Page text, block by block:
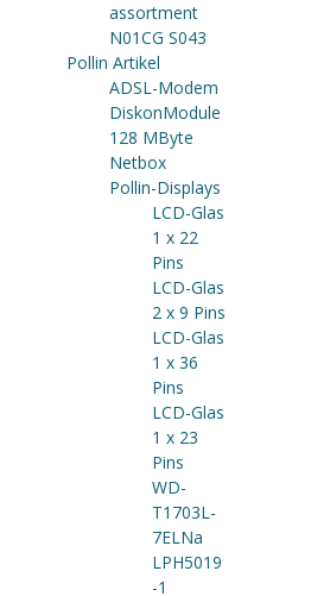
assortment
N01CG S043
Pollin Artikel
ADSL-Modem
DiskonModule
128 MByte
Netbox
Pollin-Displays
LCD-Glas
1 x 22
Pins
LCD-Glas
2 x 9 Pins
LCD-Glas
1 x 36
Pins
LCD-Glas
1 x 23
Pins
WD-
T1703L-
7ELNa
LPH5019
-1